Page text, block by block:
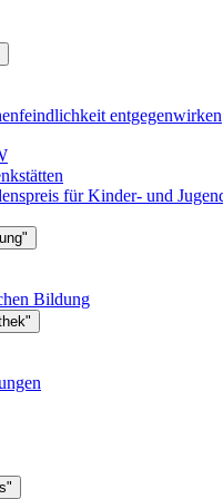
entgegenwirken
für Kinder- und
Bildung